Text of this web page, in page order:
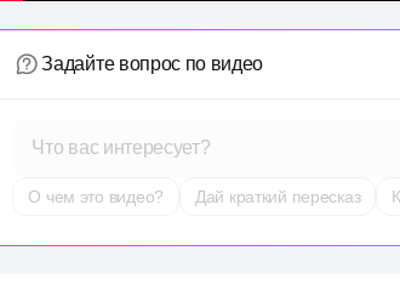
Задайте вопрос по видео
Что вас интересует?
О чем это видео? Дай краткий пересказ